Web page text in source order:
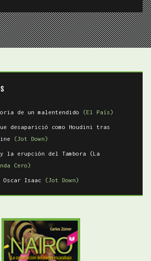
de un malentendido (El País)
desaparició como Houdini tras
(Jot Down)
la erupción del Tambora (La
Cero)
Oscar Isaac (Jot Down)